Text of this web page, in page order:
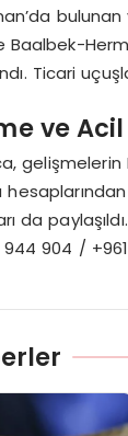
Baalbek-
Ticari
ve
da
904 / +961